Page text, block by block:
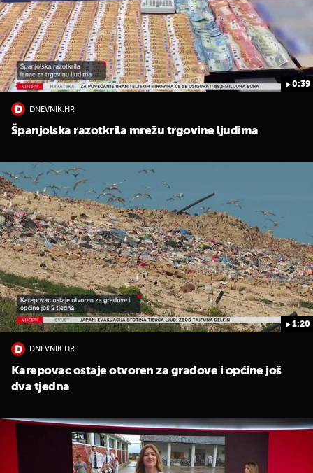
0:39
DNEVNIK.HR
Španjolska razotkrila mrežu trgovine ljudima
1:20
DNEVNIK.HR
Karepovac ostaje otvoren za gradove i općine još
dva tjedna